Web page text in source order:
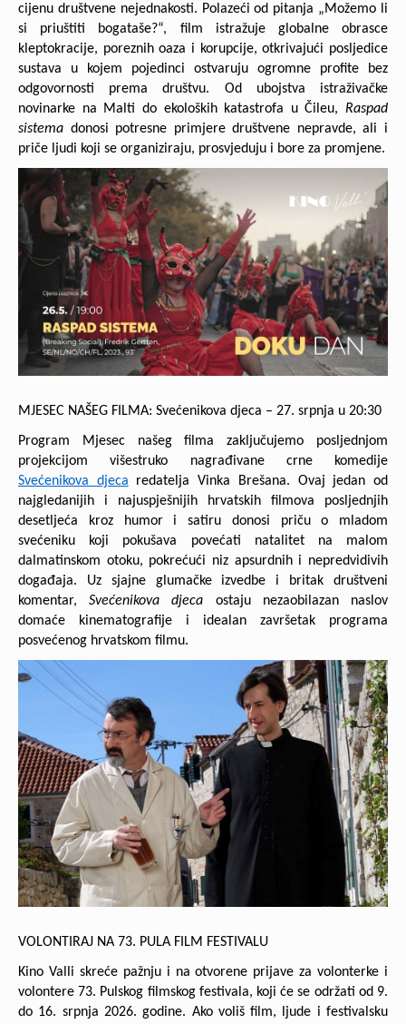
cijenu društvene nejednakosti. Polazeći od pitanja „Možemo li
si priuštiti bogataše?“, film istražuje globalne obrasce
kleptokracije, poreznih oaza i korupcije, otkrivajući posljedice
sustava u kojem pojedinci ostvaruju ogromne profite bez
odgovornosti prema društvu. Od ubojstva istraživačke
novinarke na Malti do ekoloških katastrofa u Čileu, Raspad
sistema donosi potresne primjere društvene nepravde, ali i
priče ljudi koji se organiziraju, prosvjeduju i bore za promjene.
MJESEC NAŠEG FILMA: Svećenikova djeca – 27. srpnja u 20:30
Program Mjesec našeg filma zaključujemo posljednjom
projekcijom višestruko nagrađivane crne komedije
Svećenikova djeca redatelja Vinka Brešana. Ovaj jedan od
najgledanijih i najuspješnijih hrvatskih filmova posljednjih
desetljeća kroz humor i satiru donosi priču o mladom
svećeniku koji pokušava povećati natalitet na malom
dalmatinskom otoku, pokrećući niz apsurdnih i nepredvidivih
događaja. Uz sjajne glumačke izvedbe i britak društveni
komentar,Svećenikova djeca ostaju nezaobilazan naslov
domaće kinematografije i idealan završetak programa
posvećenog hrvatskom filmu.
VOLONTIRAJ NA 73. PULA FILM FESTIVALU
Kino Valli skreće pažnju i na otvorene prijave za volonterke i
volontere 73. Pulskog filmskog festivala, koji će se održati od 9.
do 16. srpnja 2026. godine. Ako voliš film, ljude i festivalsku